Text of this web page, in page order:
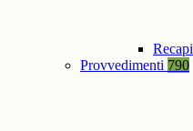
Provvedimenti 790